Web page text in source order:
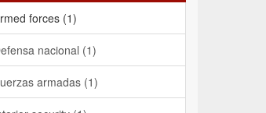
forces (1)
nacional (1)
armadas (1)